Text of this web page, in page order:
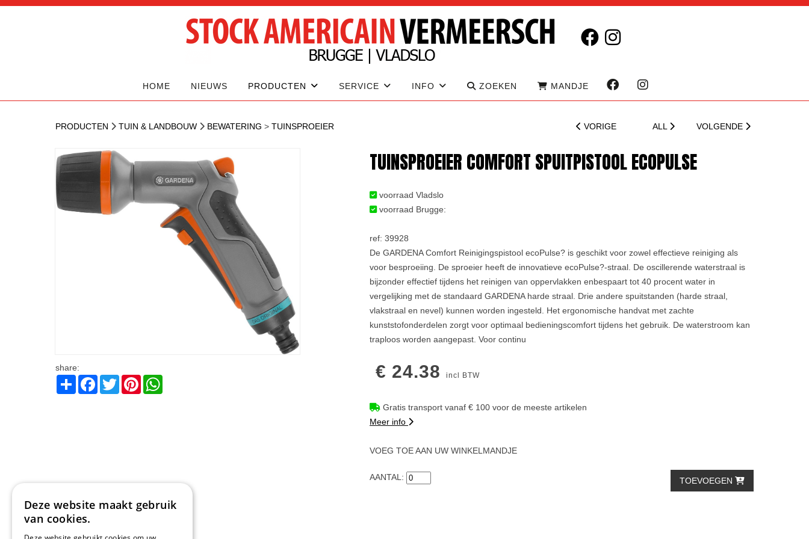
HOME NIEUWS PRODUCTEN SERVICE INFO ZOEKEN MANDJE
PRODUCTEN TUIN & LANDBOUW BEWATERING > TUINSPROEIER VORIGE ALL VOLGENDE
share:
Share Facebook
TwitterPinterest
TUINSPROEIER COMFORT SPUITPISTOOL ECOPULSE
voorraad Vladslo
voorraad Brugge:
ref: 39928
De GARDENA Comfort Reinigingspistool ecoPulse? is geschikt voor zowel effectieve reiniging als
voor besproeiing. De sproeier heeft de innovatieve ecoPulse?-straal. De oscillerende waterstraal is
bijzonder effectief tijdens het reinigen van oppervlakken enbespaart tot 40 procent water in
vergelijking met de standaard GARDENA harde straal. Drie andere spuitstanden (harde straal,
vlakstraal en nevel) kunnen worden ingesteld. Het ergonomische handvat met zachte
kunststofonderdelen zorgt voor optimaal bedieningscomfort tijdens het gebruik. De waterstroom kan
traploos worden aangepast. Voor continu
€ 24.38 incl BTW
Gratis transport vanaf € 100 voor de meeste artikelen
Meer info
VOEG TOE AAN UW WINKELMANDJE
AANTAL: TOEVOEGEN
Deze website maakt gebruik
van cookies.